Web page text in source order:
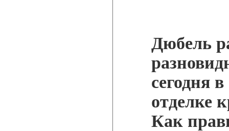
Дюбель
сегодня
отделке
Как